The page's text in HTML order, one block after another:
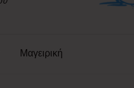
Μαγειρική